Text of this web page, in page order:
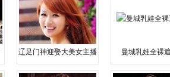
辽足门神迎娶大美女主播 曼城乳娃全裸